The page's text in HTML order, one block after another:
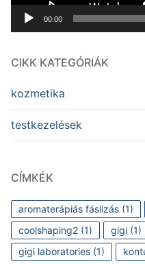
00:00
CIKK KATEGÓRIÁK
kozmetika
testkezelések
CÍMKÉK
aromaterápiás fáslizás (1)
coolshaping2 (1) gigi (1)
gigi laboratories (1)